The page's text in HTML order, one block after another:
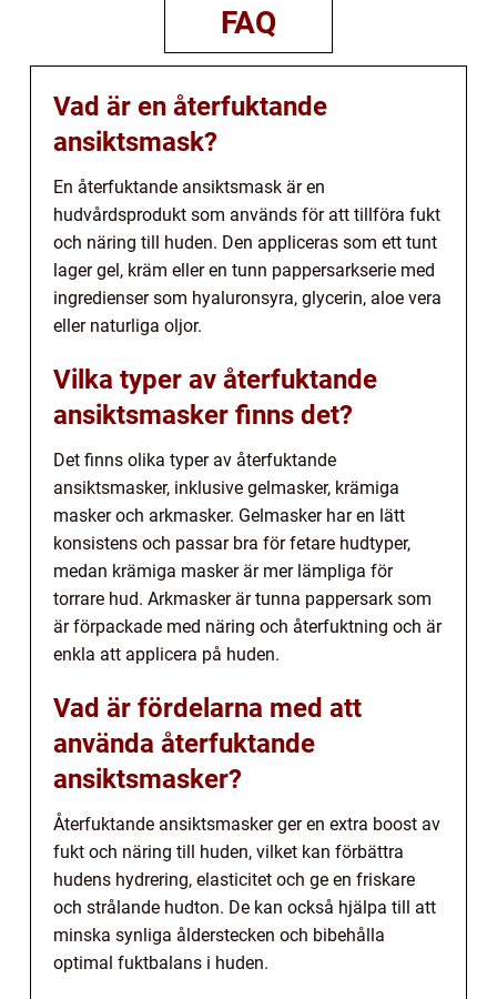
FAQ
Vad är en återfuktande
ansiktsmask?
En återfuktande ansiktsmask är en
hudvårdsprodukt som används för att tillföra fukt
och näring till huden. Den appliceras som ett tunt
lager gel, kräm eller en tunn pappersarkserie med
ingredienser som hyaluronsyra, glycerin, aloe vera
eller naturliga oljor.
Vilka typer av återfuktande
ansiktsmasker finns det?
Det finns olika typer av återfuktande
ansiktsmasker, inklusive gelmasker, krämiga
masker och arkmasker. Gelmasker har en lätt
konsistens och passar bra för fetare hudtyper,
medan krämiga masker är mer lämpliga för
torrare hud. Arkmasker är tunna pappersark som
är förpackade med näring och återfuktning och är
enkla att applicera på huden.
Vad är fördelarna med att
använda återfuktande
ansiktsmasker?
Återfuktande ansiktsmasker ger en extra boost av
fukt och näring till huden, vilket kan förbättra
hudens hydrering, elasticitet och ge en friskare
och strålande hudton. De kan också hjälpa till att
minska synliga ålderstecken och bibehålla
optimal fuktbalans i huden.